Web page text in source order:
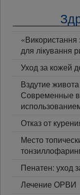
«Використання
для лікування
Уход за кожей
Вздутие
Современные
Отказ от
Место
Пенатен: уход
Лечение ОРВИ